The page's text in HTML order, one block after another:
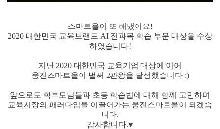
스마트올이 또 해냈어요!
2020 대한민국 교육브랜드 AI 전과목 학습 부문 대상을 수상
하였습니다!
지난 2020 대한민국 교육기업 대상에 이어
웅진스마트올이 벌써 2관왕을 달성했습니다:)
앞으로도 학부모님들과 초등 학습법에 대해 함께 고민하며
교육시장의 패러다임을 이끌어가는 웅진스마트올이 되겠습
니다.
감사합니다.♥